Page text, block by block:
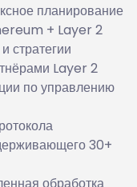
планирование
+ Layer 2
стратегии
Layer 2
по управлению
30+
обработка